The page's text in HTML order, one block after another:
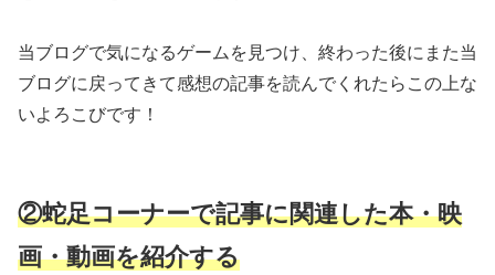
当ブログで気になるゲームを見つけ、終わった後にまた当
ブログに戻ってきて感想の記事を読んでくれたらこの上な
いよろこびです！
②蛇足コーナーで記事に関連した本・映
画・動画を紹介する